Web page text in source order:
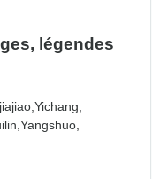
légendes
Yichang,
Yangshuo,